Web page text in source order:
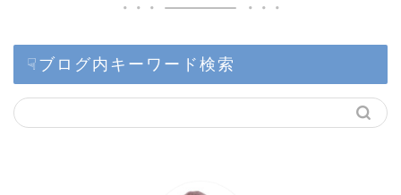
☟ブログ内キーワード検索